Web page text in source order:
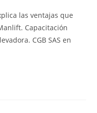
las ventajas que
Capacitación
CGB SAS en